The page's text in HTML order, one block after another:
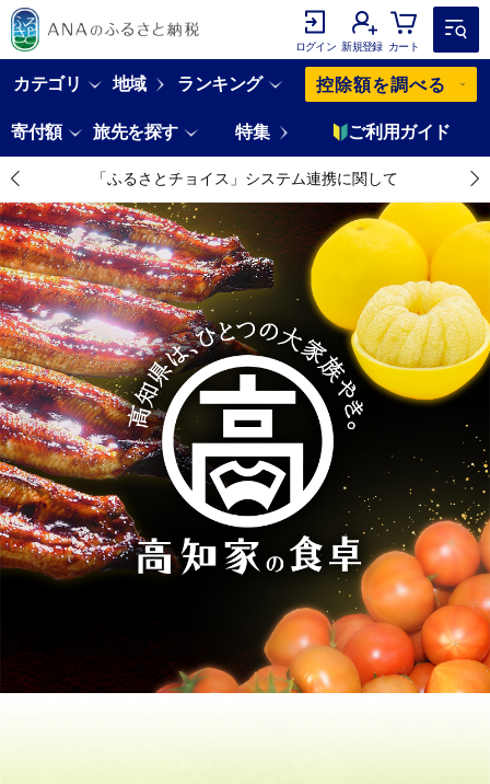
ログイン 新規登録 カート
カテゴリ 地域 ランキング 控除額を調べる
寄付額 旅先を探す 特集 ご利用ガイド
「ふるさとチョイス」システム連携に関して